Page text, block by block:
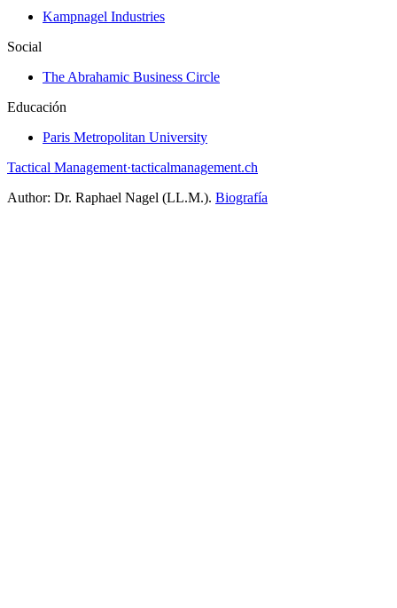
Kampnagel Industries
Social
The Abrahamic Business Circle
Educación
Paris Metropolitan University
Tactical Management·tacticalmanagement.ch
Author: Dr. Raphael Nagel (LL.M.). Biografía